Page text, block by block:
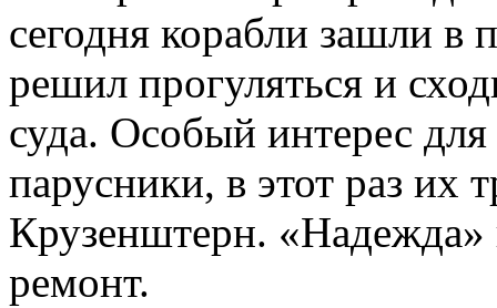
сегодня корабли зашли в
решил прогуляться и
суда. Особый интерес
парусники, в этот раз
Крузенштерн. «Надежда»
ремонт.